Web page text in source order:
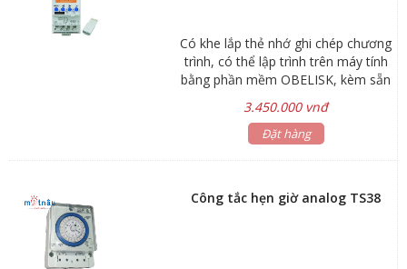
Có khe lắp thẻ nhớ ghi chép chương
trình, có thể lập trình trên máy tính
bằng phần mềm OBELISK, kèm sẵn
thẻ nhớ.
3.450.000 vnđ
Đặt hàng
Công tắc hẹn giờ analog TS38